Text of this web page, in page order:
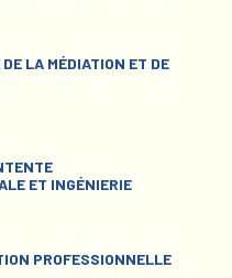
LA MÉDIATION ET DE
ET INGÉNIERIE
PROFESSIONNELLE